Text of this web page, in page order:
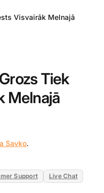
Visvairāk Melnajā
Tiek
Melnajā
Savko.
Support
Live Chat